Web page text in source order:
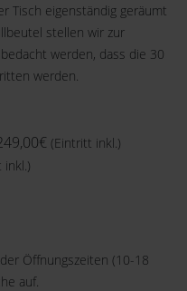
Tisch eigenständig geräumt
stellen wir zur
werden, dass die 30
werden.
(Eintritt inkl.)
inkl.)
Öffnungszeiten (10-18
auf.